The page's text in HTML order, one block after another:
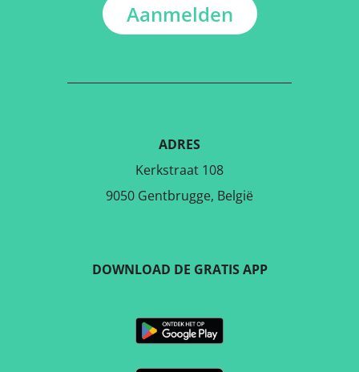
Aanmelden
ADRES
Kerkstraat 108
9050 Gentbrugge, België
DOWNLOAD DE GRATIS APP